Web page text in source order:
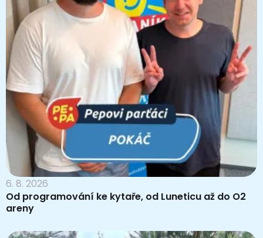
6. 8. 2026
Od programování ke kytaře, od Luneticu až do O2
areny